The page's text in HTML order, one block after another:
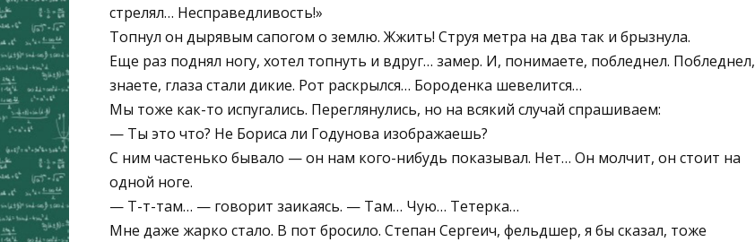
стрелял… Несправедливость!»
Топнул он дырявым сапогом о землю. Жжить! Струя метра на два так и брызнула.
Еще раз поднял ногу, хотел топнуть и вдруг… замер. И, понимаете, побледнел. Побледнел,
знаете, глаза стали дикие. Рот раскрылся… Бороденка шевелится…
Мы тоже как-то испугались. Переглянулись, но на всякий случай спрашиваем:
— Ты это что? Не Бориса ли Годунова изображаешь?
С ним частенько бывало — он нам кого-нибудь показывал. Нет… Он молчит, он стоит на
одной ноге.
— Т-т-там… — говорит заикаясь. — Там… Чую… Тетерка…
Мне даже жарко стало. В пот бросило. Степан Сергеич, фельдшер, я бы сказал, тоже